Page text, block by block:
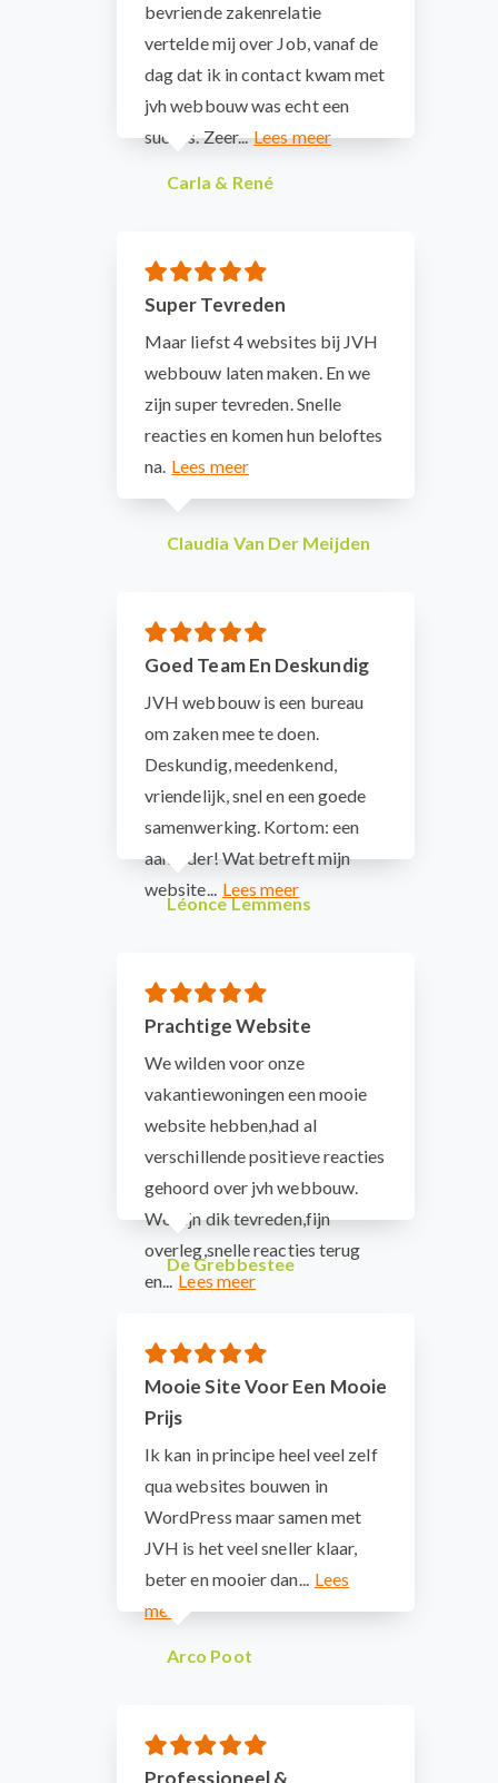
bevriende zakenrelatie
vertelde mij over Job, vanaf de
dag dat ik in contact kwam met
jvh webbouw was echt een
succes. Zeer...
Carla & René
Super Tevreden
Maar liefst 4 websites bij JVH
webbouw laten maken. En we
zijn super tevreden. Snelle
reacties en komen hun beloftes
na.
Claudia Van Der Meijden
Goed Team En Deskundig
JVH webbouw is een bureau
om zaken mee te doen.
Deskundig, meedenkend,
vriendelijk, snel en een goede
samenwerking. Kortom: een
aanrader! Wat betreft mijn
website...
Léonce Lemmens
Prachtige Website
We wilden voor onze
vakantiewoningen een mooie
website hebben,had al
verschillende positieve reacties
gehoord over jvh webbouw.
We zijn dik tevreden,fijn
overleg,snelle reacties terug
en...
De Grebbestee
Mooie Site Voor Een Mooie
Prijs
Ik kan in principe heel veel zelf
qua websites bouwen in
WordPress maar samen met
JVH is het veel sneller klaar,
beter en mooier dan...
Arco Poot
Professioneel &